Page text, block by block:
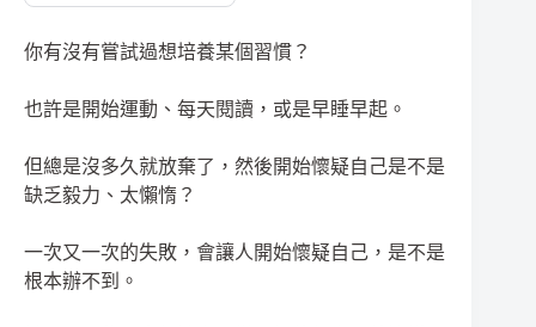
你有沒有嘗試過想培養某個習慣？
也許是開始運動、每天閱讀，或是早睡早起。
但總是沒多久就放棄了，然後開始懷疑自己是不是
缺乏毅力、太懶惰？
一次又一次的失敗，會讓人開始懷疑自己，是不是
根本辦不到。